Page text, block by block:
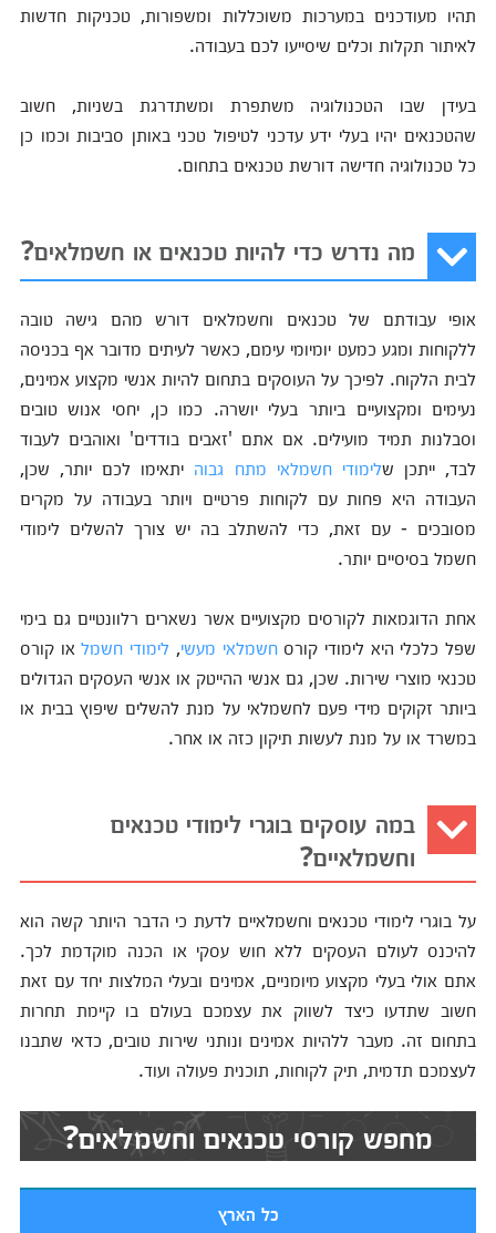
תהיו מעודכנים במערכות משוכללות ומשפורות, טכניקות חדשות
לאיתור תקלות וכלים שיסייעו לכם בעבודה.
בעידן שבו הטכנולוגיה משתפרת ומשתדרגת בשניות, חשוב
שהטכנאים יהיו בעלי ידע עדכני לטיפול טכני באותן סביבות וכמו כן
כל טכנולוגיה חדישה דורשת טכנאים בתחום.
מה נדרש כדי להיות טכנאים או חשמלאים?
אופי עבודתם של טכנאים וחשמלאים דורש מהם גישה טובה
ללקוחות ומגע כמעט יומיומי עימם, כאשר לעיתים מדובר אף בכניסה
לבית הלקוח. לפיכך על העוסקים בתחום להיות אנשי מקצוע אמינים,
נעימים ומקצועיים ביותר בעלי יושרה. כמו כן, יחסי אנוש טובים
וסבלנות תמיד מועילים. אם אתם 'זאבים בודדים' ואוהבים לעבוד
לבד, ייתכן שלימודי חשמלאי מתח גבוה יתאימו לכם יותר, שכן,
העבודה היא פחות עם לקוחות פרטיים ויותר בעבודה על מקרים
מסובכים - עם זאת, כדי להשתלב בה יש צורך להשלים לימודי
חשמל בסיסיים יותר.
אחת הדוגמאות לקורסים מקצועיים אשר נשארים רלוונטיים גם בימי
שפל כלכלי היא לימודי קורסחשמלאי מעשי, לימודי חשמלאו קורס
טכנאי מוצרי שירות. שכן, גם אנשי ההייטק או אנשי העסקים הגדולים
ביותר זקוקים מידי פעם לחשמלאי על מנת להשלים שיפוץ בבית או
במשרד או על מנת לעשות תיקון כזה או אחר.
במה עוסקים בוגרי לימודי טכנאים
וחשמלאיים?
על בוגרי לימודי טכנאים וחשמלאיים לדעת כי הדבר היותר קשה הוא
להיכנס לעולם העסקים ללא חוש עסקי או הכנה מוקדמת לכך.
אתם אולי בעלי מקצוע מיומניים, אמינים ובעלי המלצות יחד עם זאת
חשוב שתדעו כיצד לשווק את עצמכם בעולם בו קיימת תחרות
בתחום זה. מעבר ללהיות אמינים ונותני שירות טובים, כדאי שתבנו
לעצמכם תדמית, תיק לקוחות, תוכנית פעולה ועוד.
מחפש קורסי טכנאים וחשמלאים?
כל הארץ